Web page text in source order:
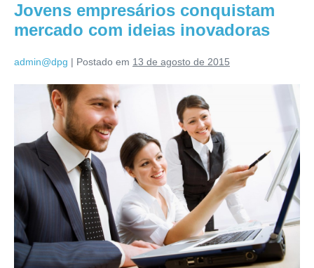
Jovens empresários conquistam
mercado com ideias inovadoras
admin@dpg | Postado em 13 de agosto de 2015